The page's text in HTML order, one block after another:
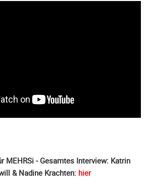
MEHRSi - Gesamtes Interview: Katrin
& Nadine Krachten: hier